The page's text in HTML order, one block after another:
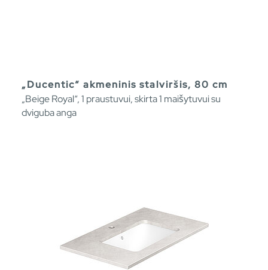
„Ducentic“ akmeninis stalviršis, 80 cm
„Beige Royal“, 1 praustuvui, skirta 1 maišytuvui su
dviguba anga